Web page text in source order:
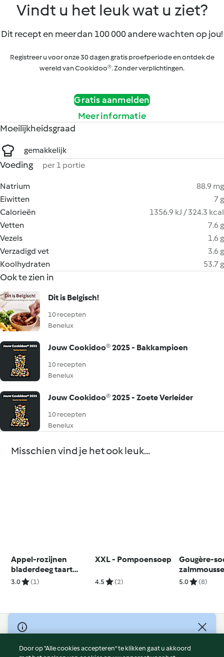
Vindt u het leuk wat u ziet?
Dit recept en meer dan 100 000 andere wachten op jou!
Registreer u voor onze 30 dagen gratis proefperiode en ontdek de
wereld van Cookidoo®. Zonder verplichtingen.
Gratis aanmelden
Meer informatie
Moeilijkheidsgraad
gemakkelijk
Voeding per 1 portie
Natrium
88.9 mg
Eiwitten
7 g
Calorieën
1356.9 kJ / 324.3 kcal
Vetten
7.6 g
Vezels
1.6 g
Verzadigd vet
3.6 g
Koolhydraten
53.7 g
Ook te zien in
Dit is Belgisch!
10 recepten
Benelux
Jouw Cookidoo® 2025 - Bakkampioen
10 recepten
Benelux
Jouw Cookidoo® 2025 - Zoete Verleider
10 recepten
Benelux
Misschien vind je het ook leuk...
Appel-rozijnen
bladerdeeg taart
zonder toegevoegde
3.0 (1)
XXL - Pompoensoep
4.5 (2)
Gougère-
5.0 (8)
© Copyright 2026
Gebruiksvoorwaarden
Door op “Alle cookies accepteren” te klikken gaat u akkoord